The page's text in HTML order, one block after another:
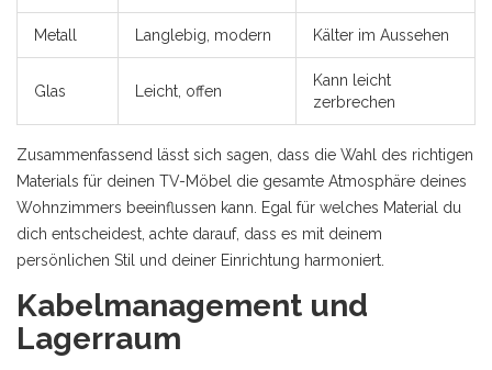
Metall Langlebig, modern Kälter im Aussehen
Glas Leicht, offen
Kann leicht
zerbrechen
Zusammenfassend lässt sich sagen, dass die Wahl des richtigen
Materials für deinen TV-Möbel die gesamte Atmosphäre deines
Wohnzimmers beeinflussen kann. Egal für welches Material du
dich entscheidest, achte darauf, dass es mit deinem
persönlichen Stil und deiner Einrichtung harmoniert.
Kabelmanagement und
Lagerraum